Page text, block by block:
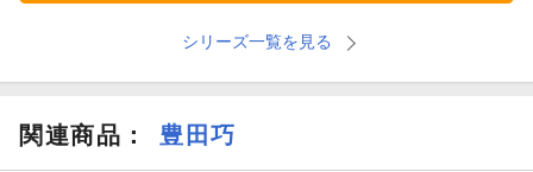
シリーズ一覧を見る
関連商品 ： 豊田巧